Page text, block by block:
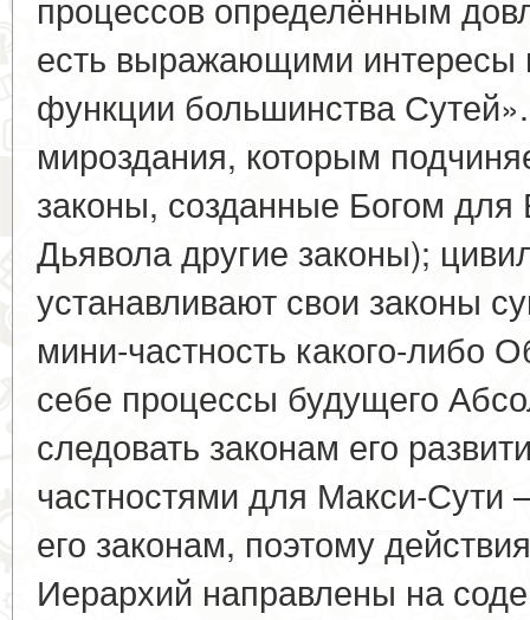
есть выражающими интересы
функции большинства
мироздания, которым
законы, созданные Богом для
Дьявола другие законы);
устанавливают свои законы
мини-частность какого-либо
себе процессы будущего
следовать законам его
частностями для Макси-Сути
его законам, поэтому
Иерархий направлены на